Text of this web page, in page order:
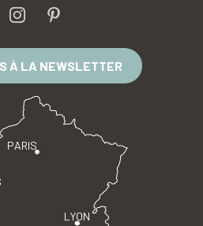
À LA NEWSLETTER
PARIS
LYON